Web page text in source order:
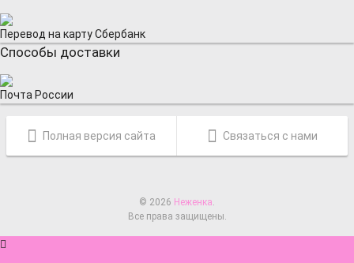
Перевод на карту Сбербанк
Способы доставки
Почта России
Полная версия сайта Связаться с нами
© 2026 Неженка.
Все права защищены.